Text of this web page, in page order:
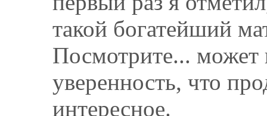
такой богатейший
Посмотрите...
уверенность, что
интересное.